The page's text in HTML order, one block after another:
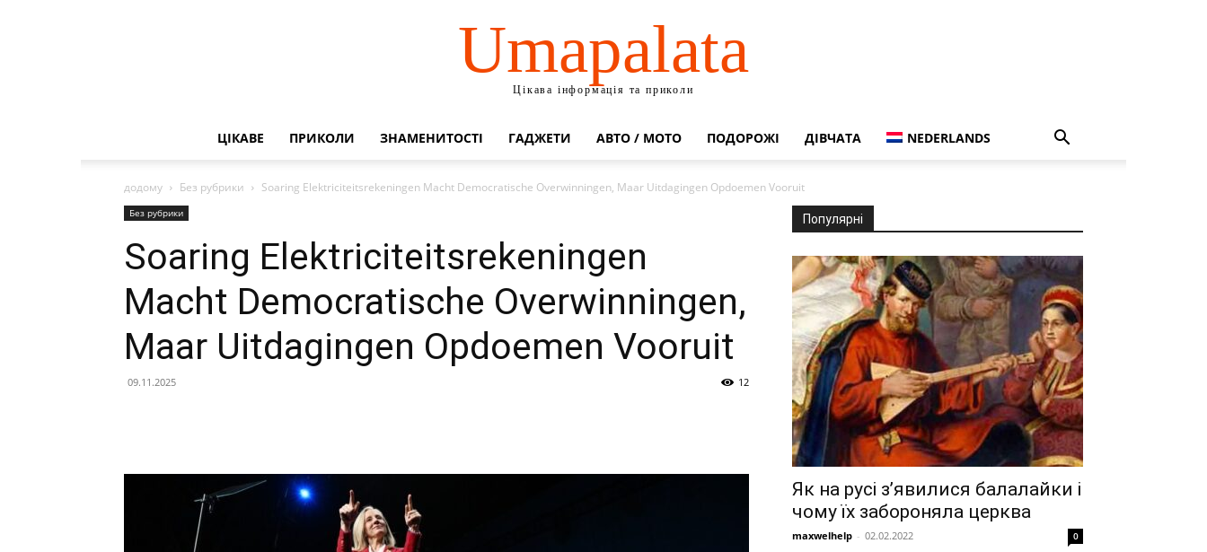
Umapalata
Цікава інформація та приколи
ЦІКАВЕ ПРИКОЛИ ЗНАМЕНИТОСТІ ГАДЖЕТИ АВТО / МОТО ПОДОРОЖІ ДІВЧАТА NEDERLANDS
додому Без рубрики Soaring Elektriciteitsrekeningen Macht Democratische Overwinningen, Maar Uitdagingen Opdoemen Vooruit
Без рубрики
Soaring Elektriciteitsrekeningen
Macht Democratische Overwinningen,
Maar Uitdagingen Opdoemen Vooruit
09.11.2025 12
Популярні
Як на русі з’явилися балалайки і
чому їх забороняла церква
maxwelhelp - 02.02.2022 0